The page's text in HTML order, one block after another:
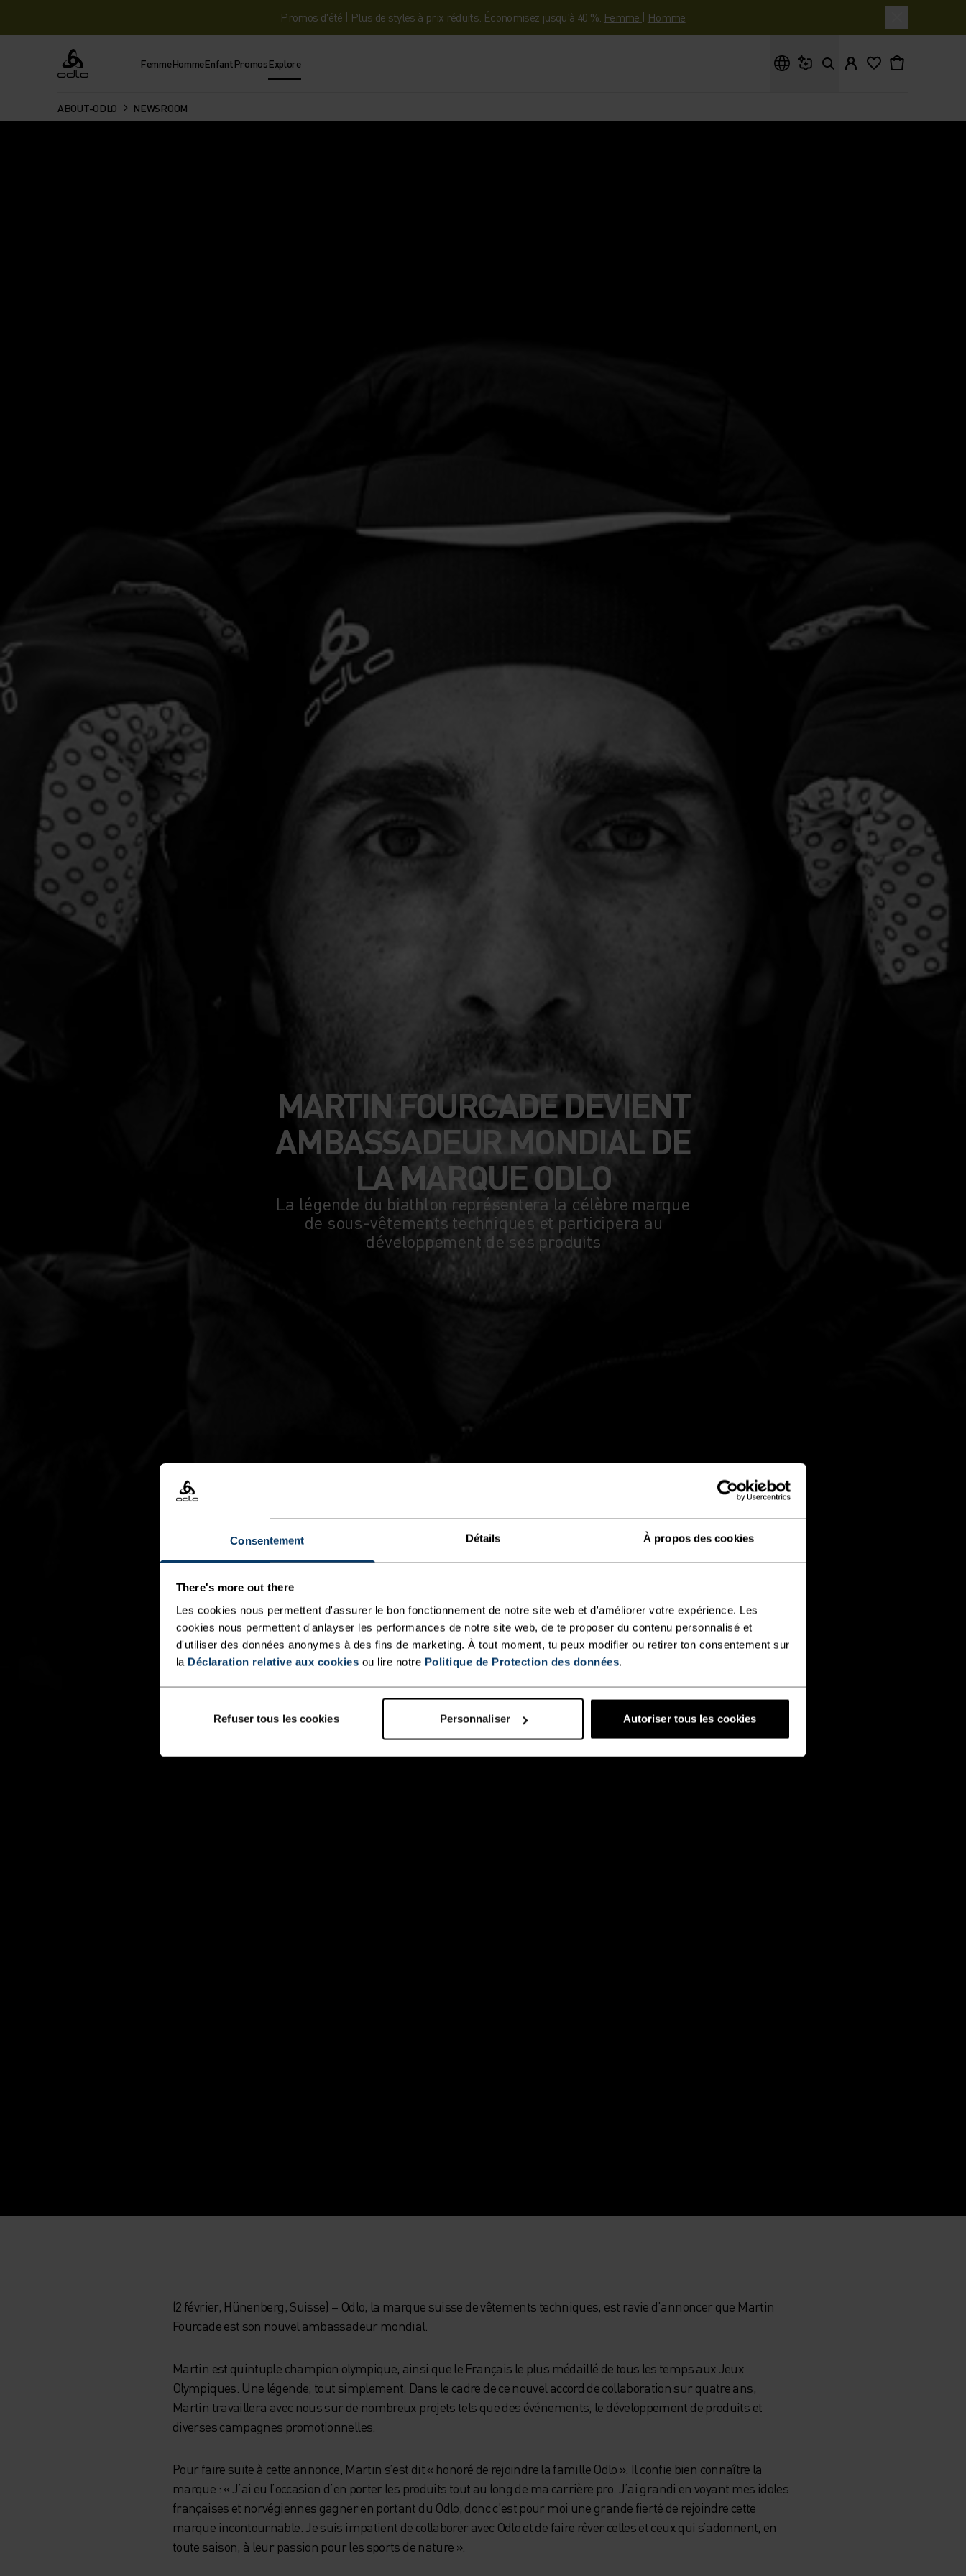
Consentement Détails À propos des cookies
There's more out there
Les cookies nous permettent d'assurer le bon fonctionnement de notre site web et d'améliorer votre expérience. Les
cookies nous permettent d'anlayser les performances de notre site web, de te proposer du contenu personnalisé et
d'utiliser des données anonymes à des fins de marketing. À tout moment, tu peux modifier ou retirer ton consentement sur
la Déclaration relative aux cookies ou lire notre Politique de Protection des données.
Refuser tous les cookies Personnaliser Autoriser tous les cookies
Promos d'été | Plus de styles à prix réduits. Économisez jusqu'à 40 %. Femme | Homme
Odlo FemmeHommeEnfantPromosExplore
ABOUT-ODLO NEWSROOM
MARTIN FOURCADE DEVIENT
AMBASSADEUR MONDIAL DE
LA MARQUE ODLO
La légende du biathlon représentera la célèbre marque
de sous-vêtements techniques et participera au
développement de ses produits
(2 février, Hünenberg, Suisse) – Odlo, la marque suisse de vêtements techniques, est ravie d’annoncer que Martin
Fourcade est son nouvel ambassadeur mondial.
Martin est quintuple champion olympique, ainsi que le Français le plus médaillé de tous les temps aux Jeux
Olympiques. Une légende, tout simplement. Dans le cadre de ce nouvel accord de collaboration sur quatre ans,
Martin travaillera avec nous sur de nombreux projets tels que des événements, le développement de produits et
diverses campagnes promotionnelles.
Pour faire suite à cette annonce, Martin s’est dit « honoré de rejoindre la famille Odlo ». Il confie bien connaître la
marque : « J’ai eu l’occasion d’en porter les produits tout au long de ma carrière pro. J’ai grandi en voyant mes idoles
françaises et norvégiennes gagner en portant du Odlo, donc c’est pour moi une grande fierté de rejoindre cette
marque incontournable. Je suis impatient de collaborer avec Odlo et de faire rêver celles et ceux qui s’adonnent, en
toute saison, à leur passion pour les sports de nature ».